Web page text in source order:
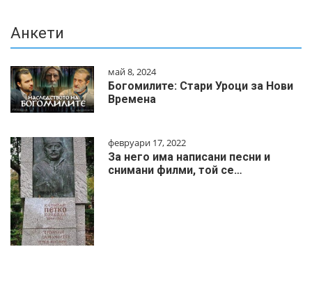
Анкети
май 8, 2024
Богомилите: Стари Уроци за Нови
Времена
февруари 17, 2022
За него има написани песни и
снимани филми, той се…